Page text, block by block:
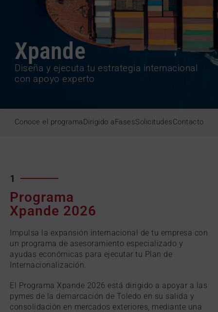
Xpande
Diseña y ejecuta tu estrategia internacional
con apoyo experto
Conoce el programaDirigido aFasesSolicitudesContacto
1
Programa
Xpande 2026
Impulsa la expansión internacional de tu empresa con
un programa de asesoramiento especializado y
ayudas económicas para ejecutar tu Plan de
Internacionalización.
El Programa Xpande 2026 está dirigido a apoyar a las
pymes de la demarcación de Toledo en su salida y
consolidación en mercados exteriores, mediante una